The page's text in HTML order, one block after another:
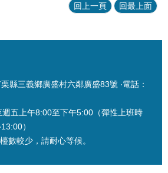
回上一頁 回最上面
縣三義鄉廣盛村六鄰廣盛83號 ‧電話：
週五上午8:00至下午5:00（彈性上班時
）
數較少，請耐心等候。